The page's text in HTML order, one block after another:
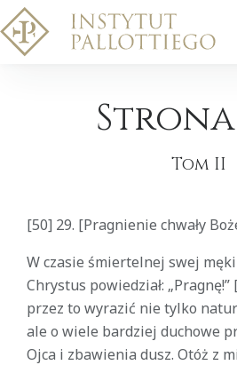
Strona
Tom II
[50] 29. [Pragnienie chwały
W czasie śmiertelnej swej męki
Chrystus powiedział: „Pragnę!”
przez to wyrazić nie tylko
ale o wiele bardziej duchowe
Ojca i zbawienia dusz. Otóż z